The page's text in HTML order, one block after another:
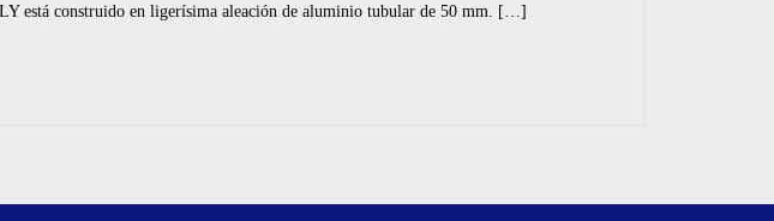
construido en ligerísima aleación de aluminio tubular de 50 mm. […]